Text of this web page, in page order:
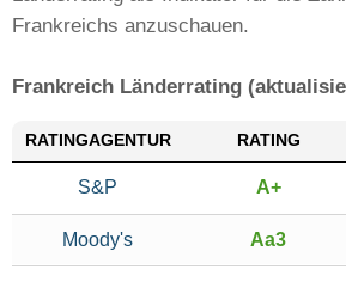
Frankreichs anzuschauen.
Frankreich Länderrating
RATINGAGENTUR RATING
S&P A+
Moody's Aa3